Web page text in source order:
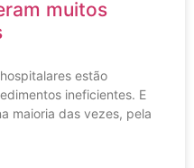
muitos
estão
ineficientes. E
maioria das vezes, pela